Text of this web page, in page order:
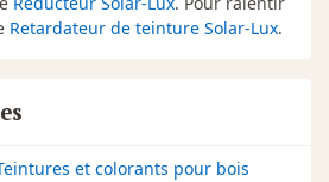
Retardateur de teinture Solar-Lux.
et colorants pour bois